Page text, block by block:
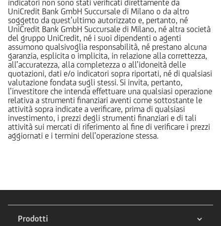
indicatori non sono stati verificati direttamente da
UniCredit Bank GmbH Succursale di Milano o da altro
soggetto da quest’ultimo autorizzato e, pertanto, né
UniCredit Bank GmbH Succursale di Milano, né altra società
del gruppo UniCredit, né i suoi dipendenti o agenti
assumono qualsivoglia responsabilità, né prestano alcuna
garanzia, esplicita o implicita, in relazione alla correttezza,
all’accuratezza, alla completezza o all’idoneità delle
quotazioni, dati e/o indicatori sopra riportati, né di qualsiasi
valutazione fondata sugli stessi. Si invita, pertanto,
l’investitore che intenda effettuare una qualsiasi operazione
relativa a strumenti finanziari aventi come sottostante le
attività sopra indicate a verificare, prima di qualsiasi
investimento, i prezzi degli strumenti finanziari e di tali
attività sui mercati di riferimento al fine di verificare i prezzi
aggiornati e i termini dell’operazione stessa.
Prodotti